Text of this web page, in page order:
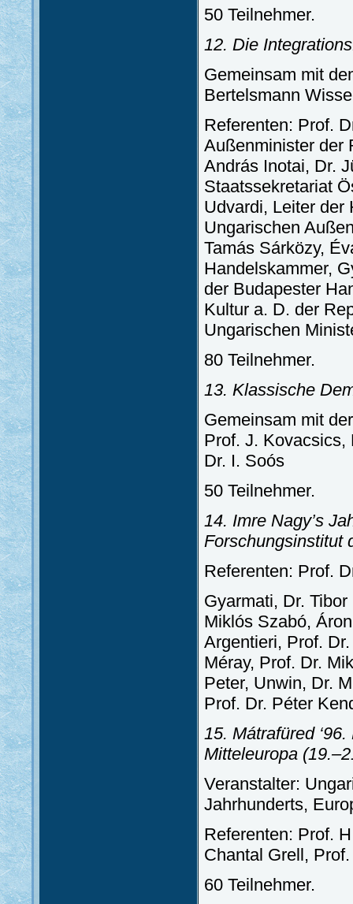
50 Teilnehmer.
12. Die
Gemeinsam mit
Bertelsmann
Referenten: Prof.
Außenminister der
András Inotai, Dr.
Staatssekretariat
Udvardi, Leiter der
Ungarischen
Tamás Sárközy,
Handelskammer,
der Budapester
Kultur a. D. der
Ungarischen
80 Teilnehmer.
13. Klassische
Gemeinsam mit
Prof. J. Kovacsics,
Dr. I. Soós
50 Teilnehmer.
14. Imre Nagy’s
Forschungsinstitut
Referenten: Prof.
Gyarmati, Dr.
Miklós Szabó,
Argentieri, Prof.
Méray, Prof. Dr.
Peter, Unwin, Dr.
Prof. Dr. Péter
15. Mátrafüred
Mitteleuropa
Veranstalter:
Jahrhunderts,
Referenten: Prof.
Chantal Grell,
60 Teilnehmer.